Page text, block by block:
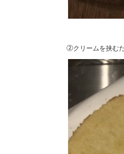
②クリームを挟む